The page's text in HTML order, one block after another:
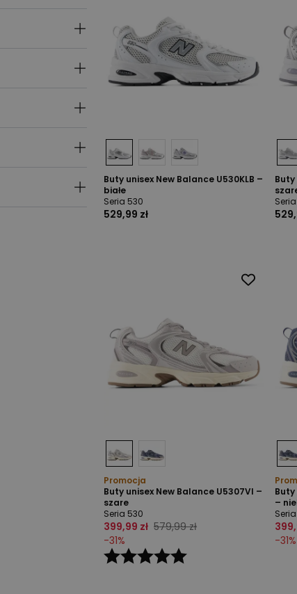
Buty unisex New Balance U530KLB –
białe
Seria 530
529,99 zł
Buty
Promocja
Buty unisex New Balance U5307VI –
szare
Seria 530
399,99 zł 579,99 zł
-31%
Buty
–
-31%